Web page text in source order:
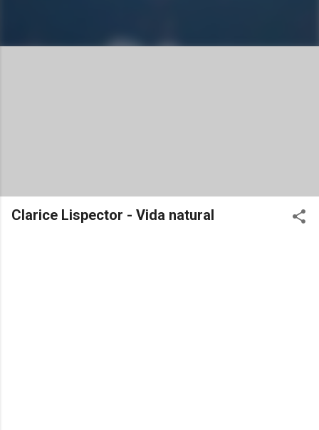
Clarice Lispector - Vida natural